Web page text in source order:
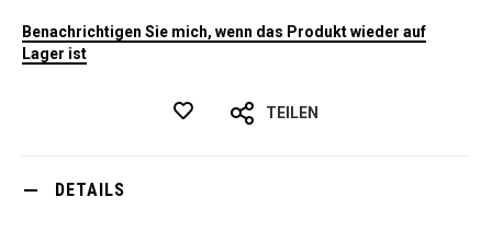
Benachrichtigen Sie mich, wenn das Produkt wieder auf
Lager ist
TEILEN
DETAILS